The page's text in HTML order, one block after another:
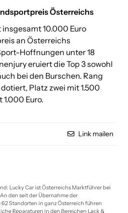
Österreichs
10.000 Euro
an Österreichs
Hoffnungen unter 18
eruiert die Top 3 sowohl
bei den Burschen. Rang
Platz zwei mit 1.500
1.000 Euro.
Link mailen
Lucky Car ist Österreichs Marktführer bei
den seit der Übernahme der
Standorten in ganz Österreich führen
Reparaturen in den Bereichen Lack &